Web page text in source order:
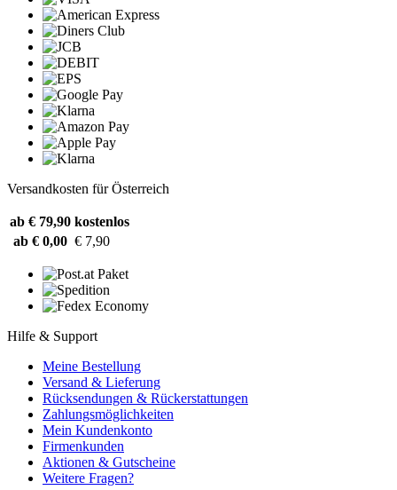
Versandkosten für Österreich
ab € 79,90 kostenlos
ab € 0,00 € 7,90
Hilfe & Support
Meine Bestellung
Versand & Lieferung
Rücksendungen & Rückerstattungen
Zahlungsmöglichkeiten
Mein Kundenkonto
Firmenkunden
Aktionen & Gutscheine
Weitere Fragen?